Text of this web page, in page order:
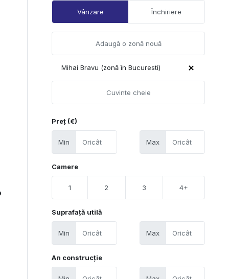
Vânzare Închiriere
Mihai Bravu (zonă în Bucuresti)
Preț (€)
Min Max
Camere
1 2 3 4+
Suprafață utilă
Min Max
An construcție